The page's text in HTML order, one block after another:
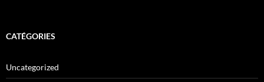
CATÉGORIES
Uncategorized